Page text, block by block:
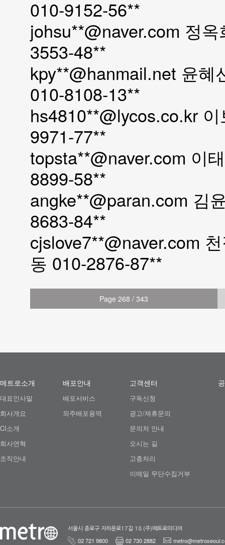
010-9152-56**
johsu**@naver.com 정
3553-48**
kpy**@hanmail.net 윤혜
010-8108-13**
hs4810**@lycos.co.kr
9971-77**
topsta**@naver.com 이
8899-58**
angke**@paran.com 김
8683-84**
cjslove7**@naver.com
동 010-2876-87**
Page 268 / 343
메트로소개
대표인사말
회사개요
CI소개
회사연혁
조직안내
배포안내
배포서비스
외주배포용역
고객센터
구독신청
광고/제휴문의
문의처 안내
오시는 길
고충처리
이메일 무단수집거부
서울시 종로구 자하문로17길 18 (주)메트로미디어
02 721 9800 02 730 2882